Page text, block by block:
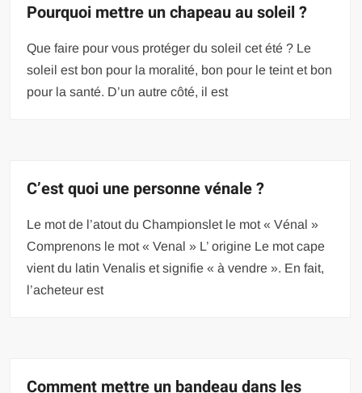
Pourquoi mettre un chapeau au soleil ?
Que faire pour vous protéger du soleil cet été ? Le
soleil est bon pour la moralité, bon pour le teint et bon
pour la santé. D’un autre côté, il est
C’est quoi une personne vénale ?
Le mot de l’atout du Championslet le mot « Vénal »
Comprenons le mot « Venal » L’ origine Le mot cape
vient du latin Venalis et signifie « à vendre ». En fait,
l’acheteur est
Comment mettre un bandeau dans les